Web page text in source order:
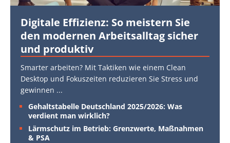
Digitale Effizienz: So meistern Sie
den modernen Arbeitsalltag sicher
und produktiv
Smarter arbeiten? Mit Taktiken wie einem Clean
Desktop und Fokuszeiten reduzieren Sie Stress und
gewinnen ...
Gehaltstabelle Deutschland 2025/2026: Was
verdient man wirklich?
Lärmschutz im Betrieb: Grenzwerte, Maßnahmen
& PSA